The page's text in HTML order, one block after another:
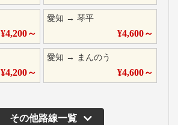
¥4,200～
愛知 →琴平
¥4,600～
¥4,200～
愛知 → まんのう
¥4,600～
その他路線一覧